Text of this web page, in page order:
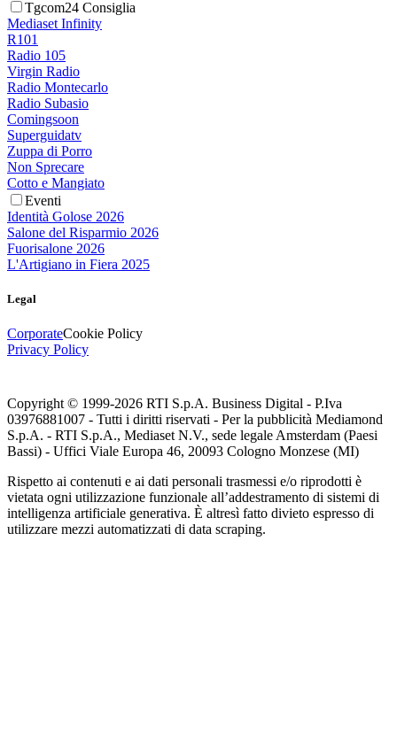
Tgcom24 Consiglia
Mediaset Infinity
R101
Radio 105
Virgin Radio
Radio Montecarlo
Radio Subasio
Comingsoon
Superguidatv
Zuppa di Porro
Non Sprecare
Cotto e Mangiato
Eventi
Identità Golose 2026
Salone del Risparmio 2026
Fuorisalone 2026
L'Artigiano in Fiera 2025
Legal
CorporateCookie Policy
Privacy Policy
Copyright © 1999-2026 RTI S.p.A. Business Digital - P.Iva
03976881007 - Tutti i diritti riservati - Per la pubblicità Mediamond
S.p.A. - RTI S.p.A., Mediaset N.V., sede legale Amsterdam (Paesi
Bassi) - Uffici Viale Europa 46, 20093 Cologno Monzese (MI)
Rispetto ai contenuti e ai dati personali trasmessi e/o riprodotti è
vietata ogni utilizzazione funzionale all’addestramento di sistemi di
intelligenza artificiale generativa. È altresì fatto divieto espresso di
utilizzare mezzi automatizzati di data scraping.